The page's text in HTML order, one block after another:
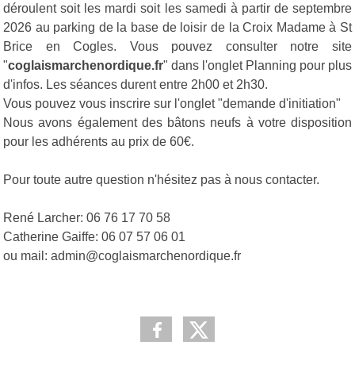
déroulent soit les mardi soit les samedi à partir de septembre
2026 au parking de la base de loisir de la Croix Madame à St
Brice en Cogles. Vous pouvez consulter notre site
"coglaismarchenordique.fr" dans l'onglet Planning pour plus
d'infos. Les séances durent entre 2h00 et 2h30.
Vous pouvez vous inscrire sur l'onglet "demande d'initiation"
Nous avons également des bâtons neufs à votre disposition
pour les adhérents au prix de 60€.
Pour toute autre question n'hésitez pas à nous contacter.
René Larcher: 06 76 17 70 58
Catherine Gaiffe: 06 07 57 06 01
ou mail: admin@coglaismarchenordique.fr